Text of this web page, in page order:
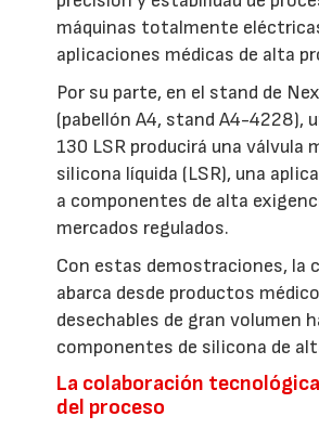
máquinas totalmente
aplicaciones médicas de alta
Por su parte, en el stand de
(pabellón A4, stand A4-4228),
130 LSR producirá una válvula
silicona líquida (LSR), una
a componentes de alta
mercados regulados.
Con estas demostraciones, la
abarca desde productos
desechables de gran volumen
componentes de silicona de
La colaboración
del proceso